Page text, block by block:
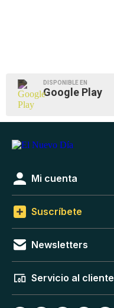
DISPONIBLE EN
Google Play
Mi cuenta
Suscríbete
Newsletters
Servicio al cliente